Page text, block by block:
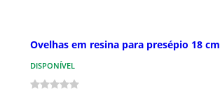
Ovelhas em resina para presépio 18 cm
DISPONÍVEL